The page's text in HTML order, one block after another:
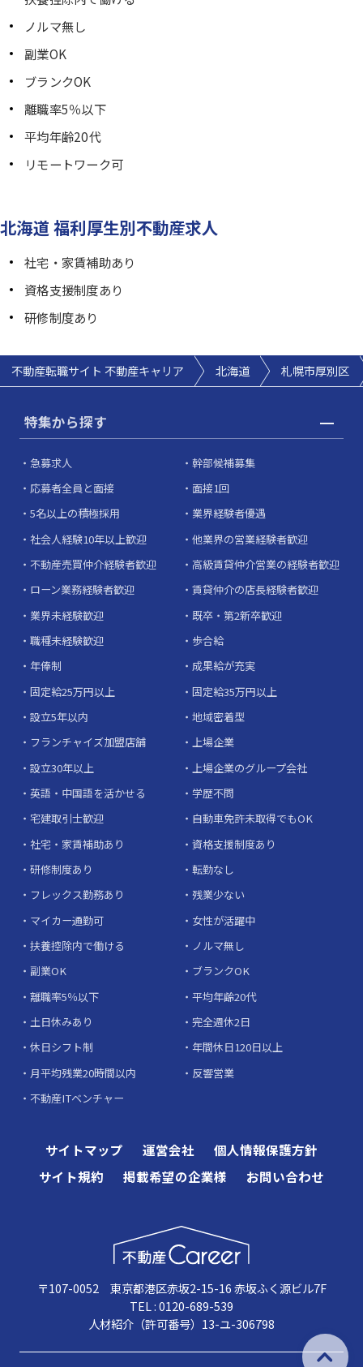
ノルマ無し
副業OK
ブランクOK
離職率5％以下
平均年齢20代
リモートワーク可
北海道 福利厚生別不動産求人
社宅・家賃補助あり
資格支援制度あり
研修制度あり
不動産転職サイト 不動産キャリア 北海道 札幌市厚別区
特集から探す
急募求人
幹部候補募集
応募者全員と面接
面接1回
5名以上の積極採用
業界経験者優遇
社会人経験10年以上歓迎
他業界の営業経験者歓迎
不動産売買仲介経験者歓迎
高級賃貸仲介営業の経験者歓迎
ローン業務経験者歓迎
賃貸仲介の店長経験者歓迎
業界未経験歓迎
既卒・第2新卒歓迎
職種未経験歓迎
歩合給
年俸制
成果給が充実
固定給25万円以上
固定給35万円以上
設立5年以内
地域密着型
フランチャイズ加盟店舗
上場企業
設立30年以上
上場企業のグループ会社
英語・中国語を活かせる
学歴不問
宅建取引士歓迎
自動車免許未取得でもOK
社宅・家賃補助あり
資格支援制度あり
研修制度あり
転勤なし
フレックス勤務あり
残業少ない
マイカー通勤可
女性が活躍中
扶養控除内で働ける
ノルマ無し
副業OK
ブランクOK
離職率5％以下
平均年齢20代
土日休みあり
完全週休2日
休日シフト制
年間休日120日以上
月平均残業20時間以内
反響営業
不動産ITベンチャー
サイトマップ 運営会社
個人情報保護方針
サイト規約
掲載希望の企業様 お問い合わせ
〒107-0052 東京都港区赤坂2-15-16 赤坂ふく源ビル7F
TEL : 0120-689-539
人材紹介（許可番号）13-ユ-306798